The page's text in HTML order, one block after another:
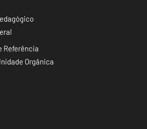
Referência
Orgânica